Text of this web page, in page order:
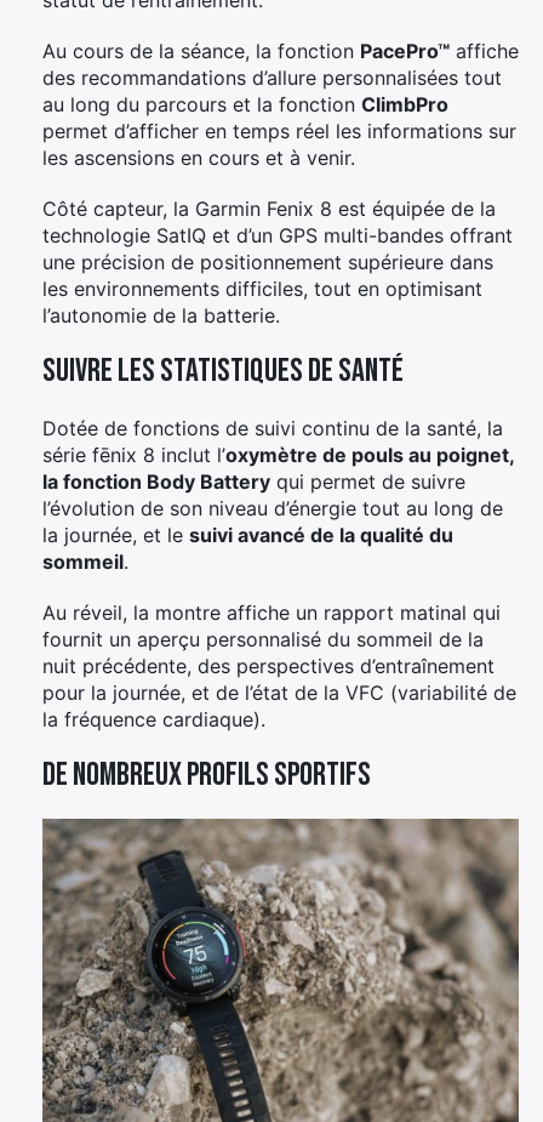
Au cours de la séance, la fonction PacePro™ affiche
des recommandations d’allure personnalisées tout
au long du parcours et la fonction ClimbPro
permet d’afficher en temps réel les informations sur
les ascensions en cours et à venir.
Côté capteur, la Garmin Fenix 8 est équipée de la
technologie SatIQ et d’un GPS multi-bandes offrant
une précision de positionnement supérieure dans
les environnements difficiles, tout en optimisant
l’autonomie de la batterie.
Suivre les statistiques de santé
Dotée de fonctions de suivi continu de la santé, la
série fēnix 8 inclut l’oxymètre de pouls au poignet,
la fonction Body Battery qui permet de suivre
l’évolution de son niveau d’énergie tout au long de
la journée, et le suivi avancé de la qualité du
sommeil.
Au réveil, la montre affiche un rapport matinal qui
fournit un aperçu personnalisé du sommeil de la
nuit précédente, des perspectives d’entraînement
pour la journée, et de l’état de la VFC (variabilité de
la fréquence cardiaque).
De nombreux profils sportifs